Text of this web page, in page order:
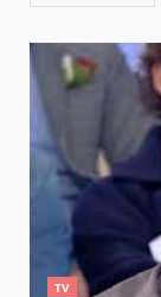
TV